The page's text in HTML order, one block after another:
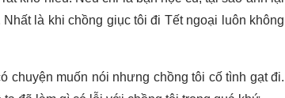
là khi chồng giục tôi đi Tết ngoại luôn không
muốn nói nhưng chồng tôi cố tình gạt đi.